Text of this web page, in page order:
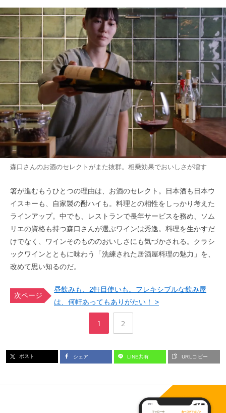
森口さんのお酒のセレクトがまた抜群。相乗効果でおいしさが増す
箸が進むもうひとつの理由は、お酒のセレクト。日本酒も日本ウ
イスキーも、自家製の酎ハイも。料理との相性をしっかり考えた
ラインアップ。中でも、レストランで長年サービスを務め、ソム
リエの資格も持つ森口さんが選ぶワインは秀逸。料理を生かすだ
けでなく、ワインそのもののおいしさにも気づかされる。クラシ
ックワインとともに味わう「洗練された居酒屋料理の魅力」を、
改めて思い知るのだ。
次ページ
昼飲みも、2軒目使いも。フレキシブルな飲み屋
は、何軒あってもありがたい！ >
ペ
ジ
1
,
ペ
ジ
2
ポスト シェア LINE共有 URLコピー